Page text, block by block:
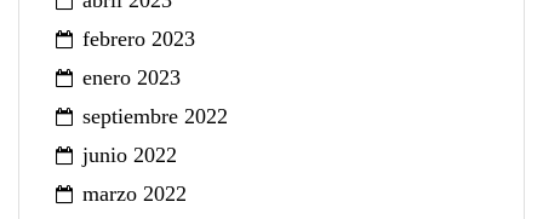
febrero 2023
enero 2023
septiembre 2022
junio 2022
marzo 2022